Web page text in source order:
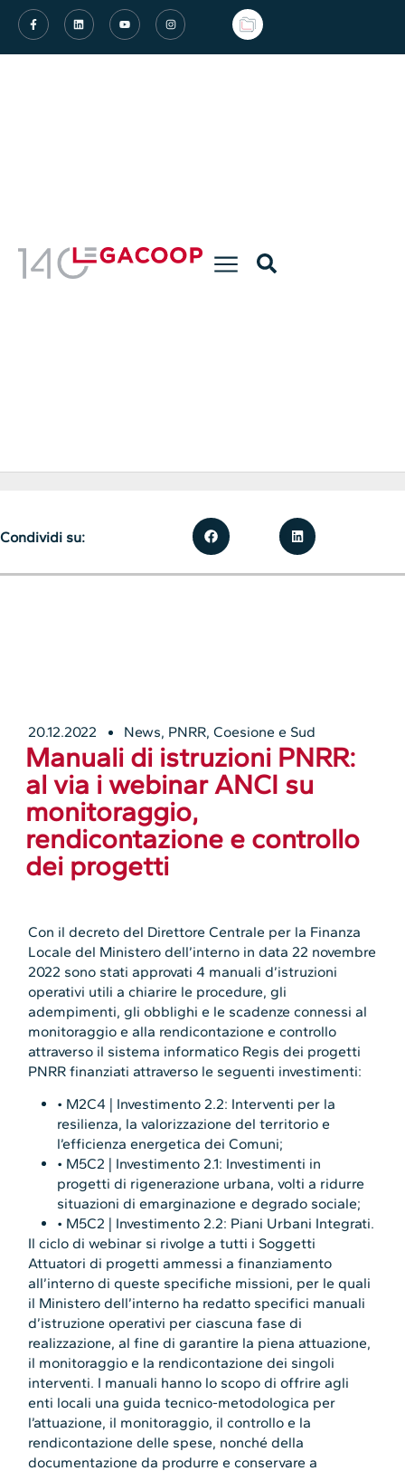
20.12.2022 News, PNRR, Coesione e Sud
Manuali di istruzioni PNRR:
al via i webinar ANCI su
monitoraggio,
rendicontazione e controllo
dei progetti
Con ildecreto del Direttore Centrale per la Finanza
Locale del Ministero dell’interno in data 22 novembre
2022 sono stati approvati 4 manuali d’istruzioni
operativi utili a chiarire le procedure, gli
adempimenti, gli obblighi e le scadenze connessi al
monitoraggio e alla rendicontazione e controllo
attraverso il sistema informatico Regis dei progetti
PNRR finanziati attraverso le seguenti investimenti:
• M2C4 | Investimento 2.2: Interventi per la
resilienza, la valorizzazione del territorio e
l’efficienza energetica dei Comuni;
• M5C2 | Investimento 2.1: Investimenti in
progetti di rigenerazione urbana, volti a ridurre
situazioni di emarginazione e degrado sociale;
• M5C2 | Investimento 2.2: Piani Urbani Integrati.
Il ciclo di webinar si rivolge a tutti i Soggetti
Attuatori di progetti ammessi a finanziamento
all’interno di queste specifiche missioni, per le quali
il Ministero dell’interno ha redatto specifici manuali
d’istruzione operativi per ciascuna fase di
realizzazione, al fine di garantire la piena attuazione,
il monitoraggio e la rendicontazione dei singoli
interventi. I manuali hanno lo scopo di offrire agli
enti locali una guida tecnico-metodologica per
l’attuazione, il monitoraggio, il controllo e la
rendicontazione delle spese, nonché della
documentazione da produrre e conservare a
Condividi su: